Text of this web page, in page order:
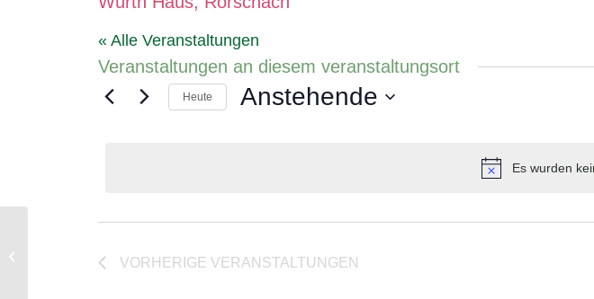
« Alle Veranstaltungen
Veranstaltungen an diesem veranstaltungsort
Es wurden
Heute Anstehende
VORHERIGE VERANSTALTUNGEN
Kongresszentrum Einstein, St. Gallen